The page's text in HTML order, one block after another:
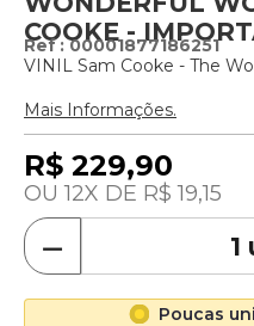
COOKE -
:00001877186251
VINIL Sam Cooke - The
Mais Informações.
R$ 229,90
12 R$ 19,15
－
Poucas